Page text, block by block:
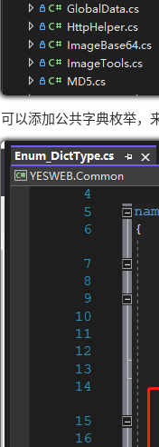
可以添加公共字典枚举，